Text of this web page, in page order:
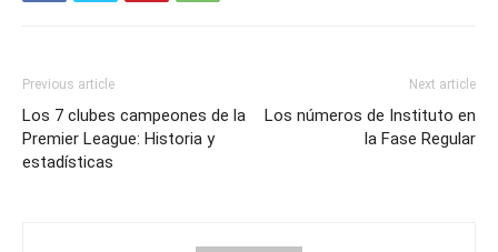
Previous article
Los 7 clubes campeones de la
Premier League: Historia y
estadísticas
Next article
Los números de Instituto en
la Fase Regular